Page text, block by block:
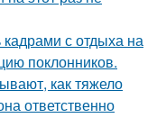
с отдыха на
поклонников.
как тяжело
ответственно